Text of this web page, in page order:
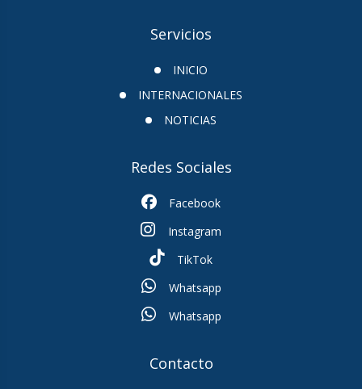
Servicios
INICIO
INTERNACIONALES
NOTICIAS
Redes Sociales
Facebook
Instagram
TikTok
Whatsapp
Whatsapp
Contacto